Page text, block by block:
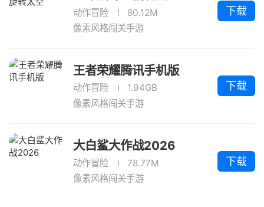
动作冒险
80.12M
像素风格闯关手游
下载
王者荣耀腾讯手机版
动作冒险
1.94GB
像素风格闯关手游
下载
大白鲨大作战2026
动作冒险
78.77M
像素风格闯关手游
下载